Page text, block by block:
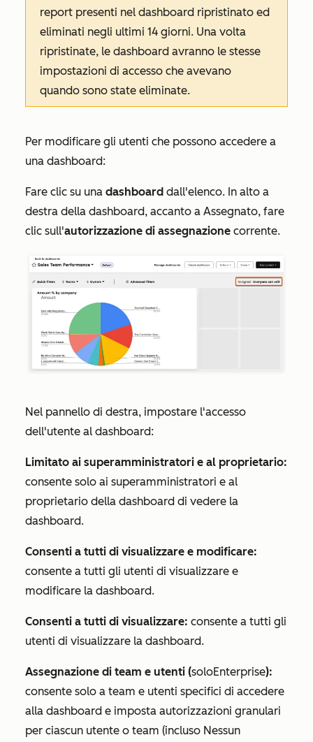
report presenti nel dashboard ripristinato ed
eliminati negli ultimi 14 giorni. Una volta
ripristinate, le dashboard avranno le stesse
impostazioni di accesso che avevano
quando sono state eliminate.
Per modificare gli utenti che possono accedere a
una dashboard:
Fare clic su una dashboard dall'elenco. In alto a
destra della dashboard, accanto a Assegnato, fare
clic sull'autorizzazione di assegnazione corrente.
Nel pannello di destra, impostare l'accesso
dell'utente al dashboard:
Limitato ai superamministratori e al proprietario:
consente solo ai superamministratori e al
proprietario della dashboard di vedere la
dashboard.
Consenti a tutti di visualizzare e modificare:
consente a tutti gli utenti di visualizzare e
modificare la dashboard.
Consenti a tutti di visualizzare: consente a tutti gli
utenti di visualizzare la dashboard.
Assegnazione di team e utenti (soloEnterprise):
consente solo a team e utenti specifici di accedere
alla dashboard e imposta autorizzazioni granulari
per ciascun utente o team (incluso Nessun